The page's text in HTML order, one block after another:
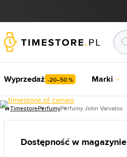
Wyprzedaż -20–50 % Marki
TimestorePerfumyPerfumy John Varvatos
Dostępność w magazynie